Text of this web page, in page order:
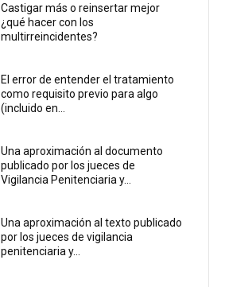
Castigar más o reinsertar mejor
¿qué hacer con los
multirreincidentes?
El error de entender el tratamiento
como requisito previo para algo
(incluido en...
Una aproximación al documento
publicado por los jueces de
Vigilancia Penitenciaria y...
Una aproximación al texto publicado
por los jueces de vigilancia
penitenciaria y...